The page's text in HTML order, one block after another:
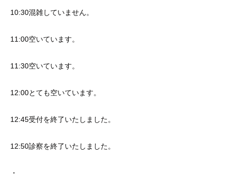
10:30混雑していません。
11:00空いています。
11:30空いています。
12:00とても空いています。
12:45受付を終了いたしました。
12:50診察を終了いたしました。
・